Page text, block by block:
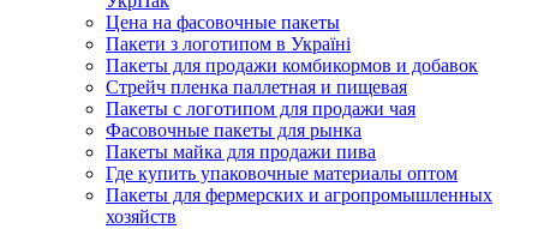
Цена на фасовочные пакеты
Пакети з логотипом в Україні
Пакеты для продажи комбикормов и добавок
Стрейч пленка паллетная и пищевая
Пакеты с логотипом для продажи чая
Фасовочные пакеты для рынка
Пакеты майка для продажи пива
Где купить упаковочные материалы оптом
Пакеты для фермерских и агропромышленных
хозяйств